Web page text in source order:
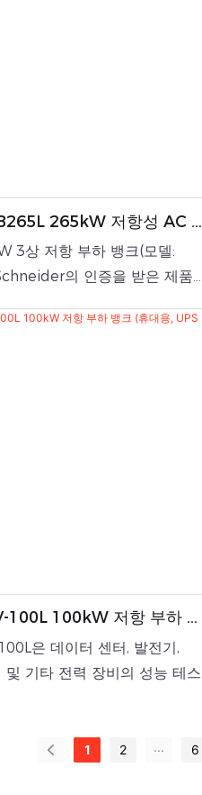
265kW 저항성 AC 부
테스트용)
3상 저항 부하 뱅크(모델:
의 인증을 받은 제품입
며 최대 265kW의 정격 출력
100L 100kW 저항 부하 뱅
UPS 또는 발전기용)
은 데이터 센터, 발전기,
및 기타 전력 장비의 성능 테스
50/60Hz에서 3상 4선식 연결
1 2 ... 6